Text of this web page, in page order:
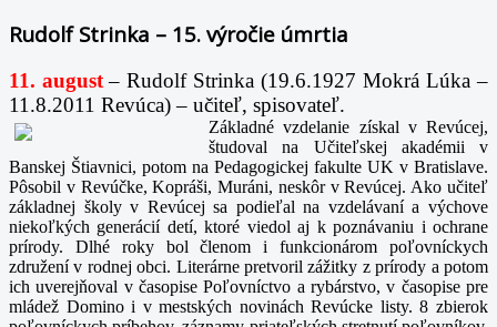
Rudolf Strinka – 15. výročie úmrtia
11. august – Rudolf Strinka (19.6.1927 Mokrá Lúka –
11.8.2011 Revúca) – učiteľ, spisovateľ.
Základné vzdelanie získal v Revúcej,
študoval na Učiteľskej akadémii v
Banskej Štiavnici, potom na Pedagogickej fakulte UK v Bratislave.
Pôsobil v Revúčke, Kopráši, Muráni, neskôr v Revúcej. Ako učiteľ
základnej školy v Revúcej sa podieľal na vzdelávaní a výchove
niekoľkých generácií detí, ktoré viedol aj k poznávaniu i ochrane
prírody. Dlhé roky bol členom i funkcionárom poľovníckych
združení v rodnej obci. Literárne pretvoril zážitky z prírody a potom
ich uverejňoval v časopise Poľovníctvo a rybárstvo, v časopise pre
mládež Domino i v mestských novinách Revúcke listy. 8 zbierok